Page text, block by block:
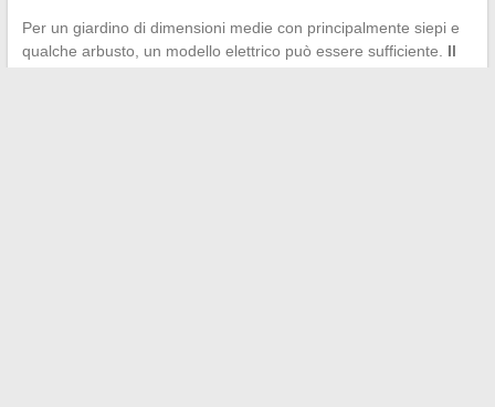
Per un giardino di dimensioni medie con principalmente siepi e
qualche arbusto, un modello elettrico può essere sufficiente. Il